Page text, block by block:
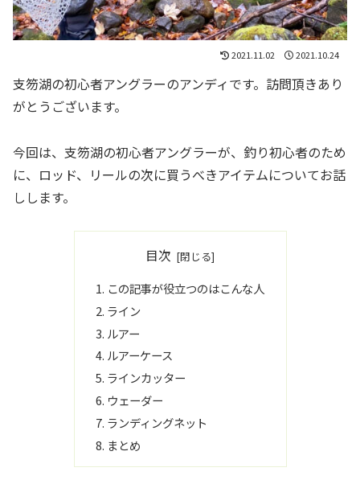
2021.11.02 2021.10.24
支笏湖の初心者アングラーのアンディです。訪問頂きあり
がとうございます。
今回は、支笏湖の初心者アングラーが、釣り初心者のため
に、ロッド、リールの次に買うべきアイテムについてお話
しします。
目次
この記事が役立つのはこんな人
ライン
ルアー
ルアーケース
ラインカッター
ウェーダー
ランディングネット
まとめ